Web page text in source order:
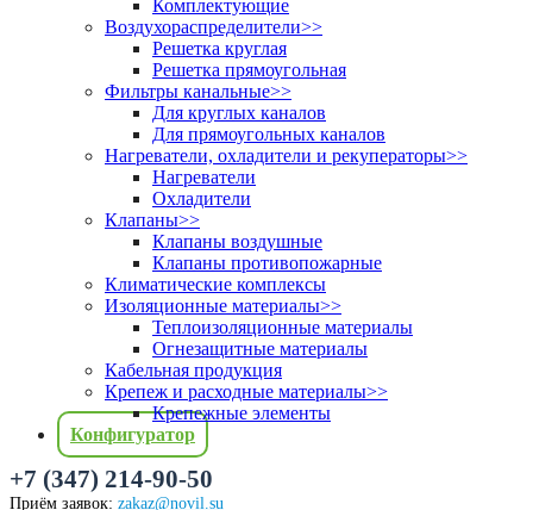
Комплектующие
Воздухораспределители>>
Решетка круглая
Решетка прямоугольная
Фильтры канальные>>
Для круглых каналов
Для прямоугольных каналов
Нагреватели, охладители и рекуператоры>>
Нагреватели
Охладители
Клапаны>>
Клапаны воздушные
Клапаны противопожарные
Климатические комплексы
Изоляционные материалы>>
Теплоизоляционные материалы
Огнезащитные материалы
Кабельная продукция
Крепеж и расходные материалы>>
Крепежные элементы
Конфигуратор
+7 (347) 214-90-50
Приём заявок: zakaz@novil.su